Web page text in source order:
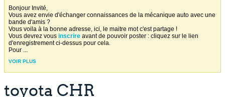
Bonjour Invité,
Vous avez envie d'échanger connaissances de la mécanique auto avec une
bande d'amis ?
Vous voila à la bonne adresse, ici, le maitre mot c'est partage !
Vous devrez vous inscrire avant de pouvoir poster : cliquez sur le lien
d'enregistrement ci-dessus pour cela.
Pour ...
VOIR PLUS
toyota CHR